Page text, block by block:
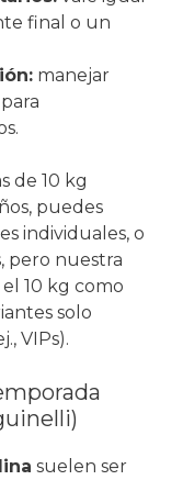
final o un
manejar
de 10 kg
puedes
individuales, o
pero nuestra
10 kg como
solo
VIPs).
suelen ser